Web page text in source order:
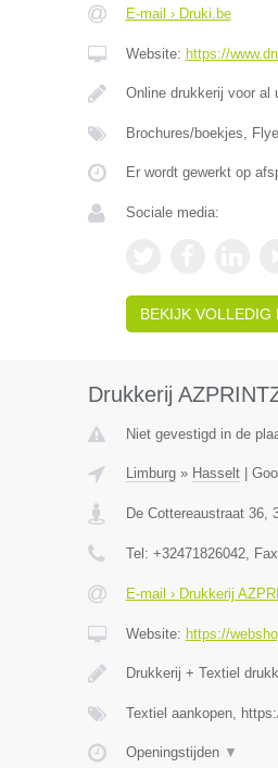
E-mail › Druki.be
Website: https://
Online drukkerij voor al
Brochures/boekjes,
Er wordt gewerkt op
Sociale media:
BEKIJK VOLLEDIG
Drukkerij
Niet gevestigd in de
Limburg» Hasselt|
De Cottereaustraat 36,
Tel: +32471826042,
E-mail › Drukkerij
Website: https://
Drukkerij + Textiel
Textiel aankopen,
Openingstijden ▼